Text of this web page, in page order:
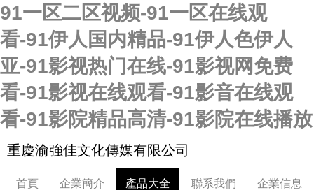
91一区二区视频-91一区在线观
看-91伊人国内精品-91伊人色伊人
亚-91影视热门在线-91影视网免费
看-91影视在线观看-91影音在线观
看-91影院精品高清-91影院在线播放
重慶渝強佳文化傳媒有限公司
首頁 企業簡介 產品大全 聯系我們 企業信息